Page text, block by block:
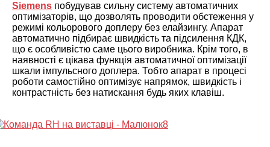
Siemens побудував сильну систему автоматичних
оптимізаторів, що дозволять проводити обстеження у
режимі кольорового доплеру без елайзингу. Апарат
автоматично підбирає швидкість та підсилення КДК,
що є особливістю саме цього виробника. Крім того, в
наявності є цікава функція автоматичної оптимізації
шкали імпульсного доплера. Тобто апарат в процесі
роботи самостійно оптимізує напрямок, швидкість і
контрастність без натискання будь яких клавіш.